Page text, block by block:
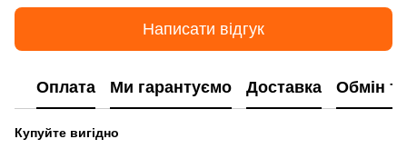
Написати відгук
Оплата Ми гарантуємо Доставка Обмін
Купуйте вигідно